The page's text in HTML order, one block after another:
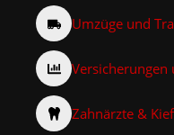
Umzüge und
Versicherungen
Zahnärzte &